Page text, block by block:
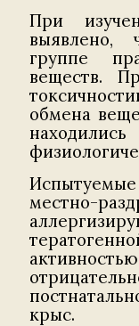
При
выявлено,
группе
веществ.
обмена
местно-
крыс.